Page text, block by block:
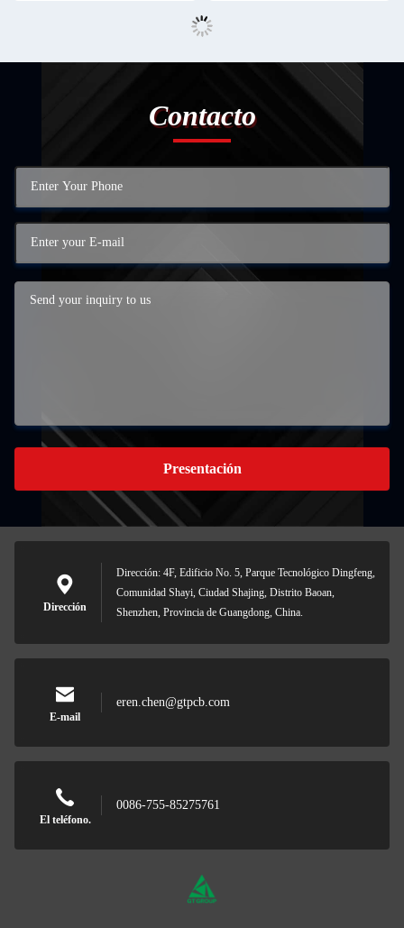
Contacto
Presentación
Dirección
Dirección: 4F, Edificio No. 5, Parque Tecnológico Dingfeng,
Comunidad Shayi, Ciudad Shajing, Distrito Baoan,
Shenzhen, Provincia de Guangdong, China.
E-mail
eren.chen@gtpcb.com
El teléfono.
0086-755-85275761